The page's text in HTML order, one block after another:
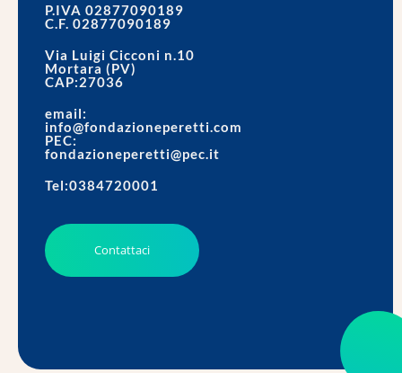
P.IVA 02877090189
C.F. 02877090189
Via Luigi Cicconi n.10
Mortara (PV)
CAP:27036
email:
info@fondazioneperetti.com
PEC:
fondazioneperetti@pec.it
Tel:0384720001
Contattaci